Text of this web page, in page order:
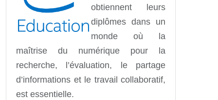
obtiennent leurs
diplômes dans un
monde où la
maîtrise du numérique pour la
recherche, l’évaluation, le partage
d’informations et le travail collaboratif,
est essentielle.